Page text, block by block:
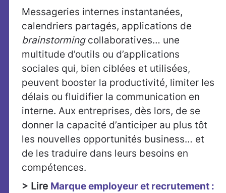
Messageries internes instantanées,
calendriers partagés, applications de
brainstormingcollaboratives… une
multitude d’outils ou d’applications
sociales qui, bien ciblées et utilisées,
peuvent booster la productivité, limiter les
délais ou fluidifier la communication en
interne. Aux entreprises, dès lors, de se
donner la capacité d’anticiper au plus tôt
les nouvelles opportunités business… et
de les traduire dans leurs besoins en
compétences.
> Lire Marque employeur et recrutement :